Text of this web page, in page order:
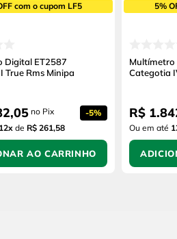
com o cupom LF5
Digital ET2587
True Rms Minipa
,05 no Pix -5%
12x de R$ 261,58
AO CARRINHO
5%
Categotia
R$ 1.
Ou em até